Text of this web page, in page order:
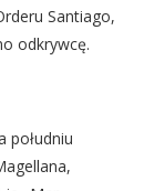
Santiago,
odkrywcę.
południu